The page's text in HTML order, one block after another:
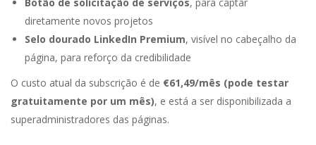
diretamente novos projetos
Selo dourado LinkedIn Premium, visível no cabeçalho da
página, para reforço da credibilidade
O custo atual da subscrição é de €61,49/mês (pode testar
gratuitamente por um mês), e está a ser disponibilizada a
superadministradores das páginas.